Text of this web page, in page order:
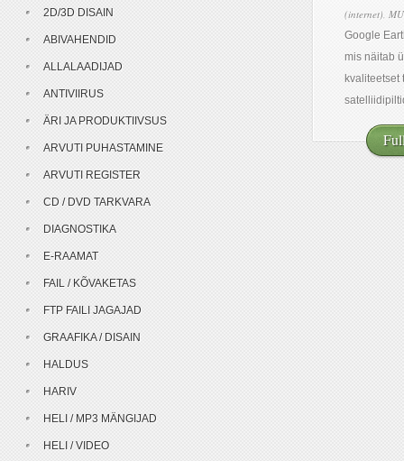
(internet),
Google
mis näitab
kvaliteetset
2D/3D DISAIN
ABIVAHENDID
ALLALAADIJAD
ANTIVIIRUS
ÄRI JA PRODUKTIIVSUS
ARVUTI PUHASTAMINE
ARVUTI REGISTER
CD / DVD TARKVARA
DIAGNOSTIKA
E-RAAMAT
FAIL / KÕVAKETAS
FTP FAILI JAGAJAD
GRAAFIKA / DISAIN
HALDUS
HARIV
HELI / MP3 MÄNGIJAD
HELI / VIDEO